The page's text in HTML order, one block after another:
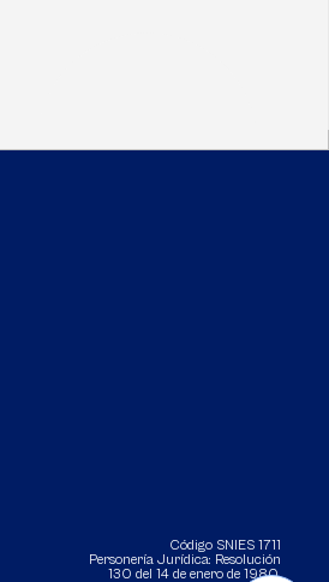
Código SNIES 1711
Personería Jurídica: Resolución
130 del 14 de enero de 1980.